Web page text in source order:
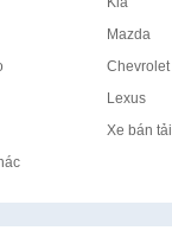
Mazda
Chevrolet
Lexus
Xe bán tải